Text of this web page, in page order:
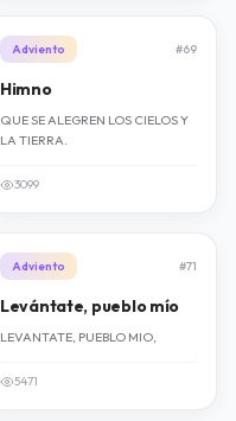
Adviento #69
Himno
QUE SE ALEGREN LOS CIELOS Y
LA TIERRA.
3099
Adviento #71
Levántate, pueblo mío
LEVANTATE, PUEBLO MIO,
5471